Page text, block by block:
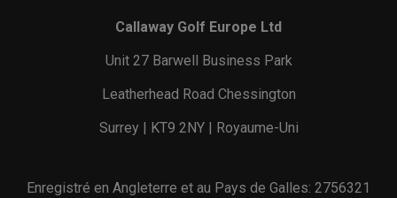
Callaway Golf Europe Ltd
Unit 27 Barwell Business Park
Leatherhead Road Chessington
Surrey | KT9 2NY | Royaume-Uni
Enregistré en Angleterre et au Pays de Galles: 2756321